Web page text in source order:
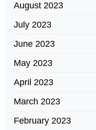
August 2023
July 2023
June 2023
May 2023
April 2023
March 2023
February 2023